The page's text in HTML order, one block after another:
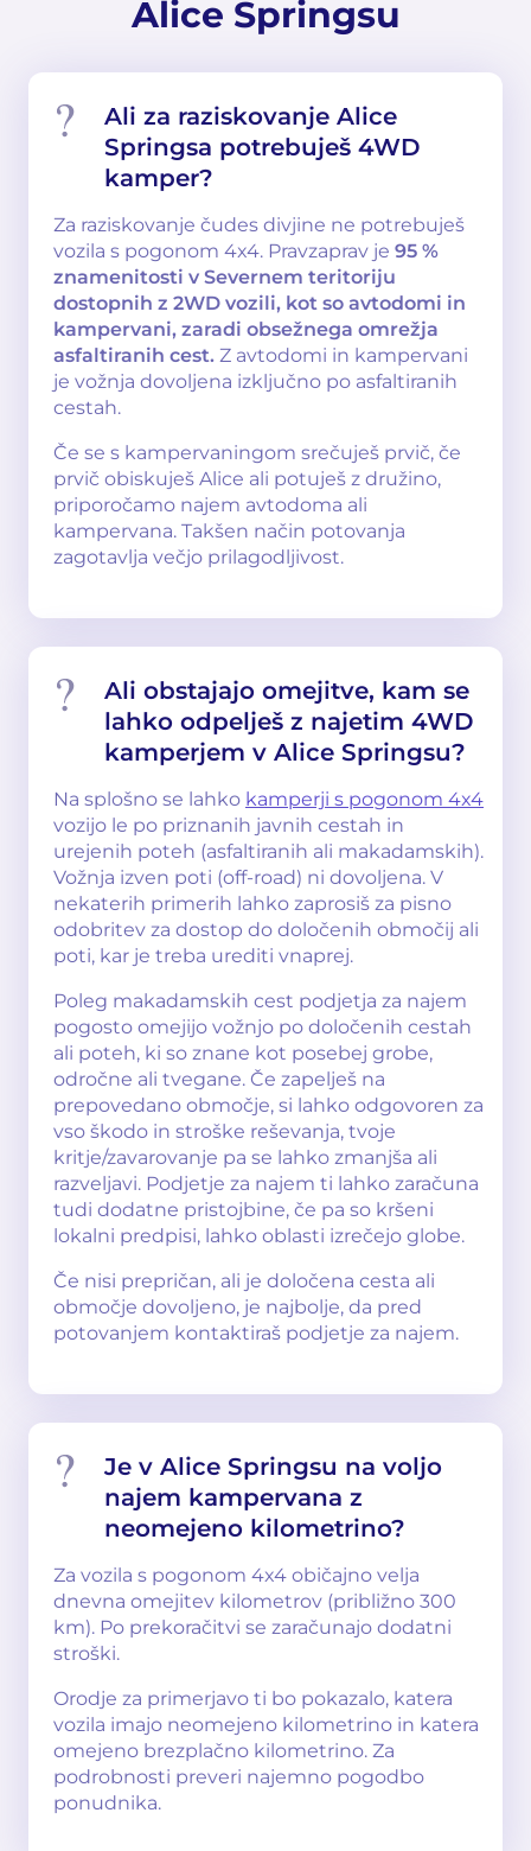
Alice Springsu
Ali za raziskovanje Alice
Springsa potrebuješ 4WD
kamper?
Za raziskovanje čudes divjine ne potrebuješ
vozila s pogonom 4x4. Pravzaprav je 95 %
znamenitosti v Severnem teritoriju
dostopnih z 2WD vozili, kot so avtodomi in
kampervani, zaradi obsežnega omrežja
asfaltiranih cest. Z avtodomi in kampervani
je vožnja dovoljena izključno po asfaltiranih
cestah.
Če se s kampervaningom srečuješ prvič, če
prvič obiskuješ Alice ali potuješ z družino,
priporočamo najem avtodoma ali
kampervana. Takšen način potovanja
zagotavlja večjo prilagodljivost.
Ali obstajajo omejitve, kam se
lahko odpelješ z najetim 4WD
kamperjem v Alice Springsu?
Na splošno se lahko kamperji s pogonom 4x4
vozijo le po priznanih javnih cestah in
urejenih poteh (asfaltiranih ali makadamskih).
Vožnja izven poti (off-road) ni dovoljena. V
nekaterih primerih lahko zaprosiš za pisno
odobritev za dostop do določenih območij ali
poti, kar je treba urediti vnaprej.
Poleg makadamskih cest podjetja za najem
pogosto omejijo vožnjo po določenih cestah
ali poteh, ki so znane kot posebej grobe,
odročne ali tvegane. Če zapelješ na
prepovedano območje, si lahko odgovoren za
vso škodo in stroške reševanja, tvoje
kritje/zavarovanje pa se lahko zmanjša ali
razveljavi. Podjetje za najem ti lahko zaračuna
tudi dodatne pristojbine, če pa so kršeni
lokalni predpisi, lahko oblasti izrečejo globe.
Če nisi prepričan, ali je določena cesta ali
območje dovoljeno, je najbolje, da pred
potovanjem kontaktiraš podjetje za najem.
Je v Alice Springsu na voljo
najem kampervana z
neomejeno kilometrino?
Za vozila s pogonom 4x4 običajno velja
dnevna omejitev kilometrov (približno 300
km). Po prekoračitvi se zaračunajo dodatni
stroški.
Orodje za primerjavo ti bo pokazalo, katera
vozila imajo neomejeno kilometrino in katera
omejeno brezplačno kilometrino. Za
podrobnosti preveri najemno pogodbo
ponudnika.